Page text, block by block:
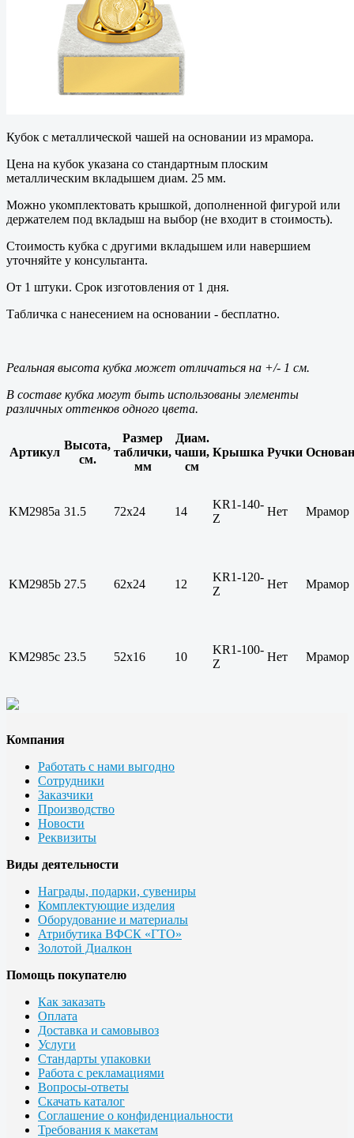
Кубок с металлической чашей на основании из мрамора.
Цена на кубок указана со стандартным плоским
металлическим вкладышем диам. 25 мм.
Можно укомплектовать крышкой, дополненной фигурой или
держателем под вкладыш на выбор (не входит в стоимость).
Стоимость кубка с другими вкладышем или навершием
уточняйте у консультанта.
От 1 штуки. Срок изготовления от 1 дня.
Табличка с нанесением на основании - бесплатно.
Реальная высота кубка может отличаться на +/- 1 см.
В составе кубка могут быть использованы элементы
различных оттенков одного цвета.
Артикул
Высота,
см.
Размер
таблички,
мм
Диам.
чаши,
см
Крышка Ручки
KM2985a 31.5 72х24 14
KR1-140-
Z
Нет Мрамор
KM2985b 27.5 62х24 12
KR1-120-
Z
Нет Мрамор
KM2985c 23.5 52х16 10
KR1-100-
Z
Нет Мрамор
Компания
Работать с нами выгодно
Сотрудники
Заказчики
Производство
Новости
Реквизиты
Виды деятельности
Награды, подарки, сувениры
Комплектующие изделия
Оборудование и материалы
Атрибутика ВФСК «ГТО»
Золотой Диалкон
Помощь покупателю
Как заказать
Оплата
Доставка и самовывоз
Услуги
Стандарты упаковки
Работа с рекламациями
Вопросы-ответы
Скачать каталог
Соглашение о конфиденциальности
Требования к макетам